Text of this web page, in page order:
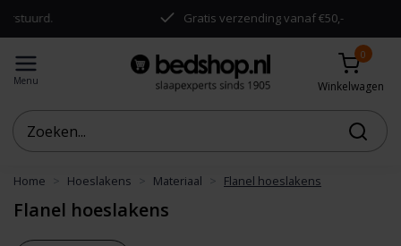
Gratis verzending vanaf €50,-
Menu
0
Winkelwagen
Home Hoeslakens Materiaal Flanel hoeslakens
Flanel hoeslakens